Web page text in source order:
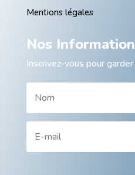
Mentions légales
Nos
Inscrivez-vous pour